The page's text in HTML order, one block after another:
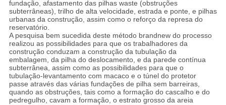
fundação, afastamento das pilhas waste (obstruções
subterrâneas), trilho de alta velocidade, estrada e ponte, e pilhas
urbanas da construção, assim como o reforço da represa do
reservatório.
A pesquisa bem sucedida deste método brandnew do processo
realizou as possibilidades para que os trabalhadores da
construção conduzam a construção da tubulação da
embalagem, da pilha do deslocamento, e da parede contínua
subterrânea, assim como as possibilidades para que o
tubulação-levantamento com macaco e o túnel do protetor
passe através das várias fundações de pilha sem barreiras,
quando as obstruções, tais como a formação do cascalho e do
pedregulho, cavam a formação, o estrato grosso da areia